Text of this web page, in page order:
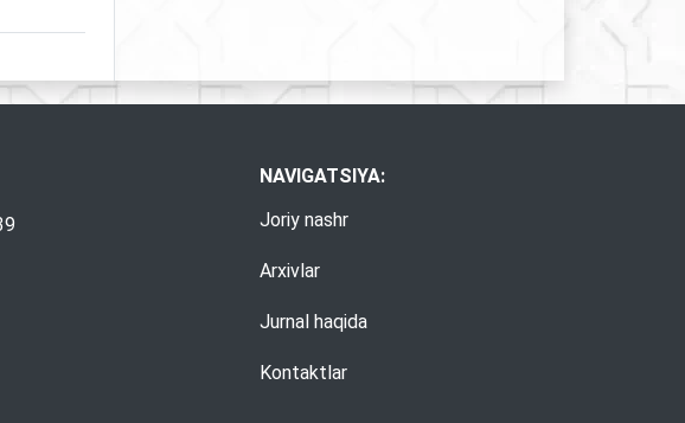
NAVIGATSIYA:
Joriy nashr
Arxivlar
Jurnal haqida
Kontaktlar